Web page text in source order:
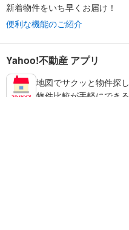
新着物件をいち早くお届け！
便利な機能のご紹介
Yahoo!不動産 アプリ
地図でサクッと物件探し
物件比較が手軽にできる